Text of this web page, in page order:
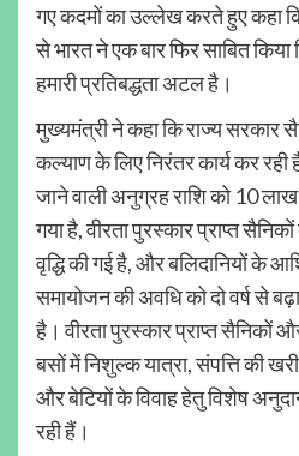
गए कदमों का उल्लेख करते हुए कहा
से भारत ने एक बार फिर साबित
हमारी प्रतिबद्धता अटल है।
मुख्यमंत्री ने कहा कि राज्य सरकार
कल्याण के लिए निरंतर कार्य कर रही
जाने वाली अनुग्रह राशि को 10
गया है, वीरता पुरस्कार प्राप्त
वृद्धि की गई है, और बलिदानियों के
समायोजन की अवधि को दो वर्ष से
है। वीरता पुरस्कार प्राप्त सैनिकों
बसों में निशुल्क यात्रा, संपत्ति की
और बेटियों के विवाह हेतु विशेष
रही हैं।